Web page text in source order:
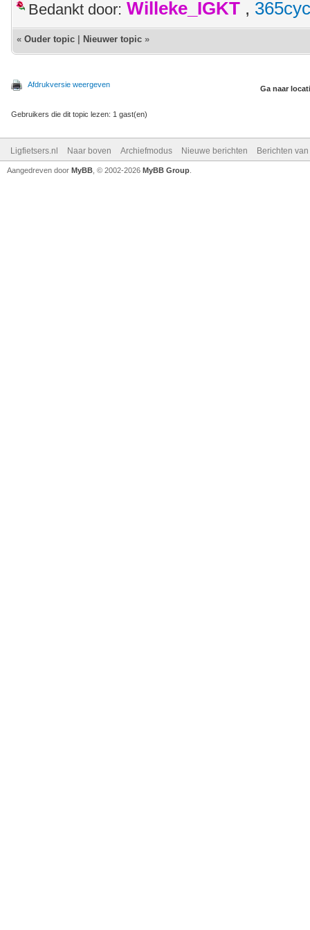
Bedankt door: Willeke_IGKT ,
« Ouder topic Nieuwer topic »
Afdrukversie weergeven Ga naar
Gebruikers die dit topic lezen: 1 gast(en)
Ligfietsers.nl Naar boven Archiefmodus Nieuwe berichten Berichten
Aangedreven door MyBB , © 2002-2026 MyBB Group